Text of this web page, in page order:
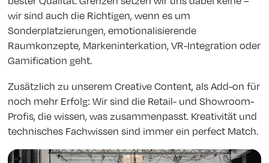
wir sind auch die Richtigen, wenn es um
Sonderplatzierungen, emotionalisierende
Raumkonzepte, Markeninterkation, VR-Integration oder
Gamification geht.
Zusätzlich zu unserem Creative Content, als Add-on für
noch mehr Erfolg: Wir sind die Retail- und Showroom-
Profis, die wissen, was zusammenpasst. Kreativität und
technisches Fachwissen sind immer ein perfect Match.